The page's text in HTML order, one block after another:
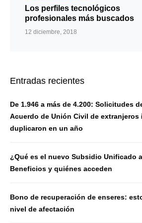
Los perfiles tecnológicos
profesionales más buscados
12 diciembre, 2018
Entradas recientes
De 1.946 a más de 4.200: Solicitudes
Acuerdo de Unión Civil de extranjeros
duplicaron en un año
¿Qué es el nuevo Subsidio Unificado
Beneficios y quiénes acceden
Bono de recuperación de enseres:
nivel de afectación